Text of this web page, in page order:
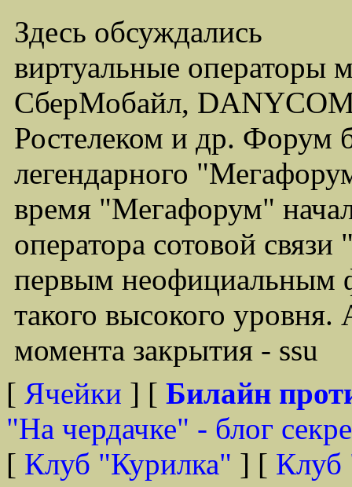
Здесь обсуждались
виртуальные операторы
СберМобайл,
Ростелеком и др. Форум
легендарного
время "Мегафорум"
оператора сотовой
первым неофициальным
такого высокого
момента закрытия - ssu
[ Ячейки ] [ Билайн
"На чердачке" - блог
[ Клуб "Курилка" ] [ Клуб